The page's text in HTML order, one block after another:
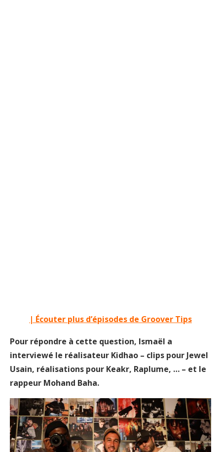
| Écouter plus d’épisodes de Groover Tips
Pour répondre à cette question, Ismaël a
interviewé le réalisateur Kidhao – clips pour Jewel
Usain, réalisations pour Keakr, Raplume, … – et le
rappeur Mohand Baha.